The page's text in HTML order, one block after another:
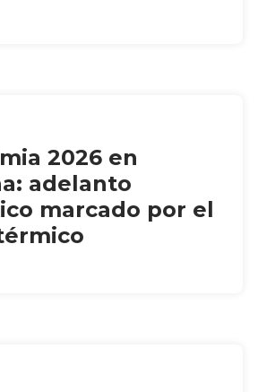
2026 en
adelanto
marcado por el